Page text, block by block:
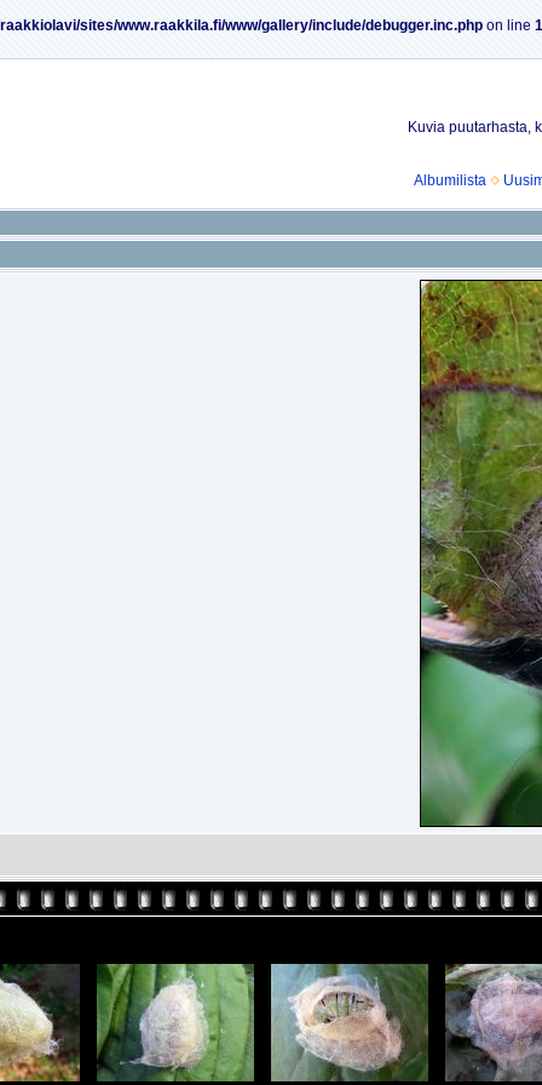
sites/www.raakkila.fi/www/gallery/include/debugger.inc.php on line
Kuvia puutarhasta,
Albumilista